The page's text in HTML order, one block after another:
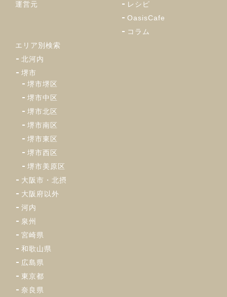
運営元
レシピ
OasisCafe
コラム
エリア別検索
北河内
堺市
堺市堺区
堺市中区
堺市北区
堺市南区
堺市東区
堺市西区
堺市美原区
大阪市・北摂
大阪府以外
河内
泉州
宮崎県
和歌山県
広島県
東京都
奈良県